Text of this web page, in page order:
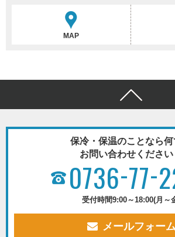
MAP
保冷・保温のことなら何
お問い合わせください
0736-77-
受付時間9:00～18:00(月～
メールフォーム